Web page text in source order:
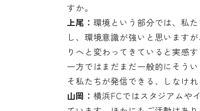
すか。
上尾： 環境という部分では、私
し、環境意識が強いと思います
りへと変わってきていると実感す
一方ではまだまだ一般的にそう
そ私たちが発信できる、しなけ
山岡： 横浜FCではスタジアムや